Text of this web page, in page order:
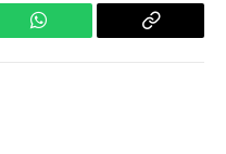
WhatsApp
Copy